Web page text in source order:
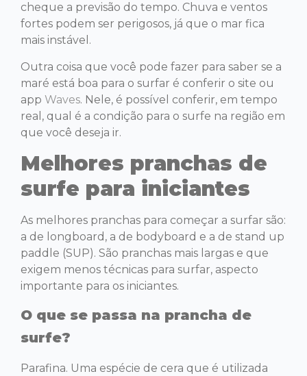
cheque a previsão do tempo. Chuva e ventos
fortes podem ser perigosos, já que o mar fica
mais instável.
Outra coisa que você pode fazer para saber se a
maré está boa para o surfar é conferir o site ou
app Waves. Nele, é possível conferir, em tempo
real, qual é a condição para o surfe na região em
que você deseja ir.
Melhores pranchas de
surfe para iniciantes
As melhores pranchas para começar a surfar são:
a de longboard, a de bodyboard e a de stand up
paddle (SUP). São pranchas mais largas e que
exigem menos técnicas para surfar, aspecto
importante para os iniciantes.
O que se passa na prancha de
surfe?
Parafina. Uma espécie de cera que é utilizada